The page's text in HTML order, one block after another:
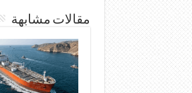
مقالات مشابهة